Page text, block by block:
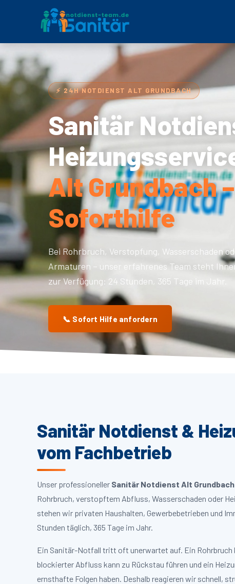
⚡ 24H NOTDIENST ALT GRUNDBACH
Sanitär
Alt Grundbach
Soforthilfe
Bei Rohrbruch, Verstopfung, Wasserschaden
Armaturen – unser erfahrenes Team steht
zur Verfügung: 24 Stunden, 365 Tage im Jahr.
📞 Sofort Hilfe anfordern
Sanitär Notdienst &
vom Fachbetrieb
Unser professioneller Sanitär Notdienst Alt Grundbach
Rohrbruch, verstopftem Abfluss, Wasserschaden oder
stehen wir privaten Haushalten, Gewerbebetrieben und
Stunden täglich, 365 Tage im Jahr.
Ein Sanitär-Notfall tritt oft unerwartet auf. Ein
blockierter Abfluss kann zu Rückstau führen und ein
ernsthafte Folgen haben. Deshalb reagieren wir schnell,